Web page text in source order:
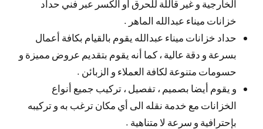
الخارجية و غير قاللة للحرق أو الكسر عبر فني حداد
خزانات ميناء عبدالله الماهر .
حداد خزانات ميناء عبدالله يقوم بالقيام بكافة أعمال
بسرعة و دقة عالية ، كما أنه يقوم بتقديم عروض مميزة و
حسومات متنوعة لكافة العملاء و الزبائن .
و يقوم أيضا بصميم ، تفصيل ، تركيب جميع أنواع
الخزانات مع خدمة نقله الى أي مكان ترغب به و تركيبه
بإحترافية و سرعة لا متناهية .